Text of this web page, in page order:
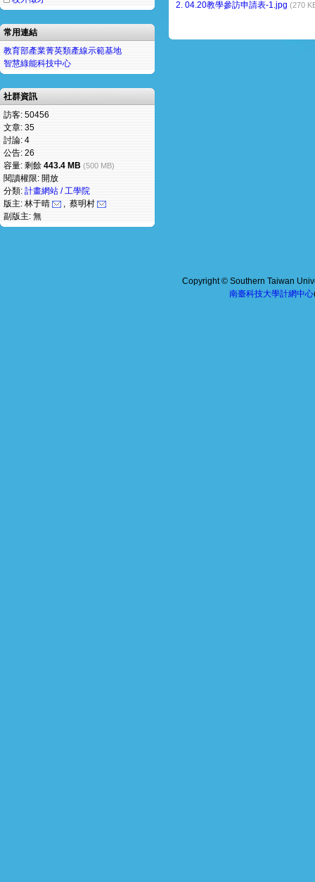
常用連結
教育部產業菁英類產線示範基地
智慧綠能科技中心
社群資訊
訪客: 50456
文章: 35
討論: 4
公告: 26
容量: 剩餘 443.4 MB (500 MB)
閱讀權限: 開放
分類: 計畫網站 / 工學院
版主: 林于晴
, 蔡明村
副版主: 無
2. 04.20教學參訪申請表-1.jpg (270
Copyright © Southern Taiwan
南臺科技大學計網中心